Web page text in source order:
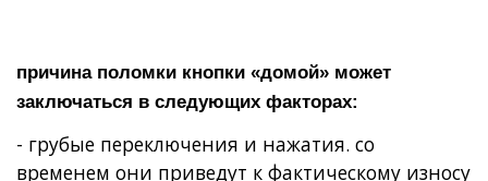
причина поломки кнопки «домой» может
заключаться в следующих факторах:
- грубые переключения и нажатия. со
временем они приведут к фактическому износу